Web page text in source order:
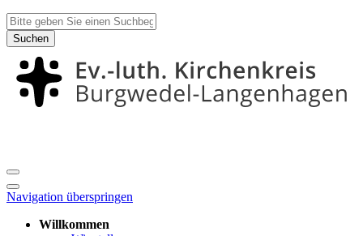
Suchen
Navigation überspringen
Willkommen